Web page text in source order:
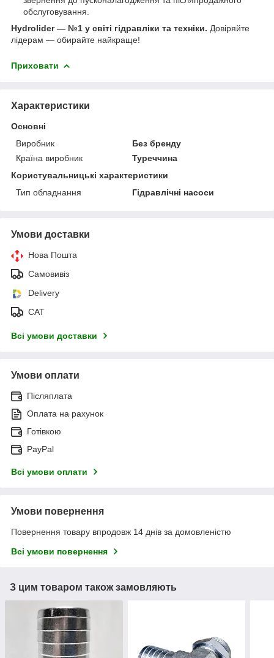
обслуговування.
Hydrolider — №1 у світі гідравліки та техніки. Довіряйте
лідерам — обирайте найкраще!
Приховати
Характеристики
Основні
Виробник
Без бренду
Країна виробник
Туреччина
Користувальницькі характеристики
Тип обладнання
Гідравлічні насоси
Умови доставки
Нова Пошта
Самовивіз
Delivery
САТ
Всі умови доставки
Умови оплати
Післяплата
Оплата на рахунок
Готівкою
PayPal
Всі умови оплати
Умови повернення
Повернення товару впродовж 14 днів за домовленістю
Всі умови повернення
З цим товаром також замовляють